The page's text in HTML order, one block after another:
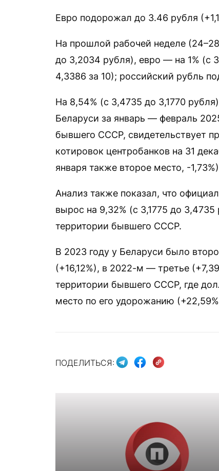
Евро подорожал до 3.46 рубля
На прошлой рабочей неделе
до 3,2034 рубля), евро — на 1% (с
4,3386 за 10); российский рубль
На 8,54% (с 3,4735 до 3,1770
Беларуси за январь — февраль
бывшего СССР, свидетельствует
котировок центробанков на 31
января также второе место, -
Анализ также показал, что
вырос на 9,32% (с 3,1775 до
территории бывшего СССР.
В 2023 году у Беларуси было
(+16,12%), в 2022-м — третье
территории бывшего СССР, где
место по его удорожанию
ПОДЕЛИТЬСЯ: